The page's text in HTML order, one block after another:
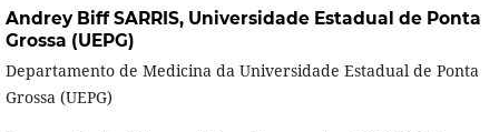
Andrey Biff SARRIS, Universidade Estadual de Ponta
Grossa (UEPG)
Departamento de Medicina da Universidade Estadual de Ponta
Grossa (UEPG)